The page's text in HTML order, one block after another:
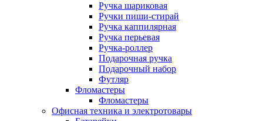
Ручка шариковая
Ручки пиши-стирай
Ручка каппилярная
Ручка перьевая
Ручка-роллер
Подарочная ручка
Подарочный набор
Футляр
Фломастеры
Фломастеры
Офисная техника и электротовары